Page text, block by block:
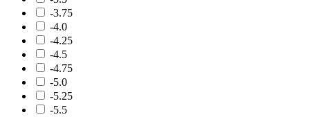
-3.75
-4.0
-4.25
-4.5
-4.75
-5.0
-5.25
-5.5